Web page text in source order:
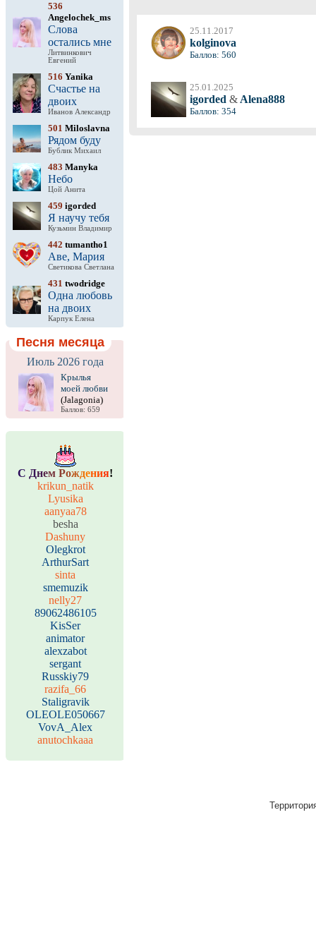
536
Angelochek_ms
Слова
остались мне
Литвинкович
Евгений
516 Yanika
Счастье на
двоих
Иванов Александр
501 Miloslavna
Рядом буду
Бублик Михаил
483 Manyka
Небо
Цой Анита
459 igorded
Я научу тебя
Кузьмин Владимир
442 tumantho1
Аве, Мария
Светикова Светлана
431 twodridge
Одна любовь
на двоих
Карпук Елена
Песня месяца
Июль 2026 года
Крылья
моей любви
(Jalagonia)
Баллов: 659
С Днем Рождения!
krikun_natik
Lyusika
aanyaa78
besha
Dashuny
Olegkrot
ArthurSart
sinta
smemuzik
nelly27
89062486105
KisSer
animator
alexzabot
sergant
Russkiy79
razifa_66
Staligravik
OLEOLE050667
VovA_Alex
anutochkaaa
25.11.2017
kolginova
Баллов: 560
25.01.2025
igorded & Alena888
Баллов: 354